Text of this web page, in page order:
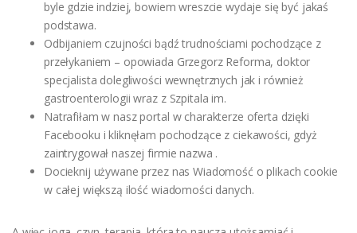
byle gdzie indziej, bowiem wreszcie wydaje się być jakaś
podstawa.
Odbijaniem czujności bądź trudnościami pochodzące z
przełykaniem – opowiada Grzegorz Reforma, doktor
specjalista dolegliwości wewnętrznych jak i również
gastroenterologii wraz z Szpitala im.
Natrafiłam w nasz portal w charakterze oferta dzięki
Facebooku i kliknęłam pochodzące z ciekawości, gdyż
zaintrygował naszej firmie nazwa .
Docieknij używane przez nas Wiadomość o plikach cookie
w całej większą ilość wiadomości danych.